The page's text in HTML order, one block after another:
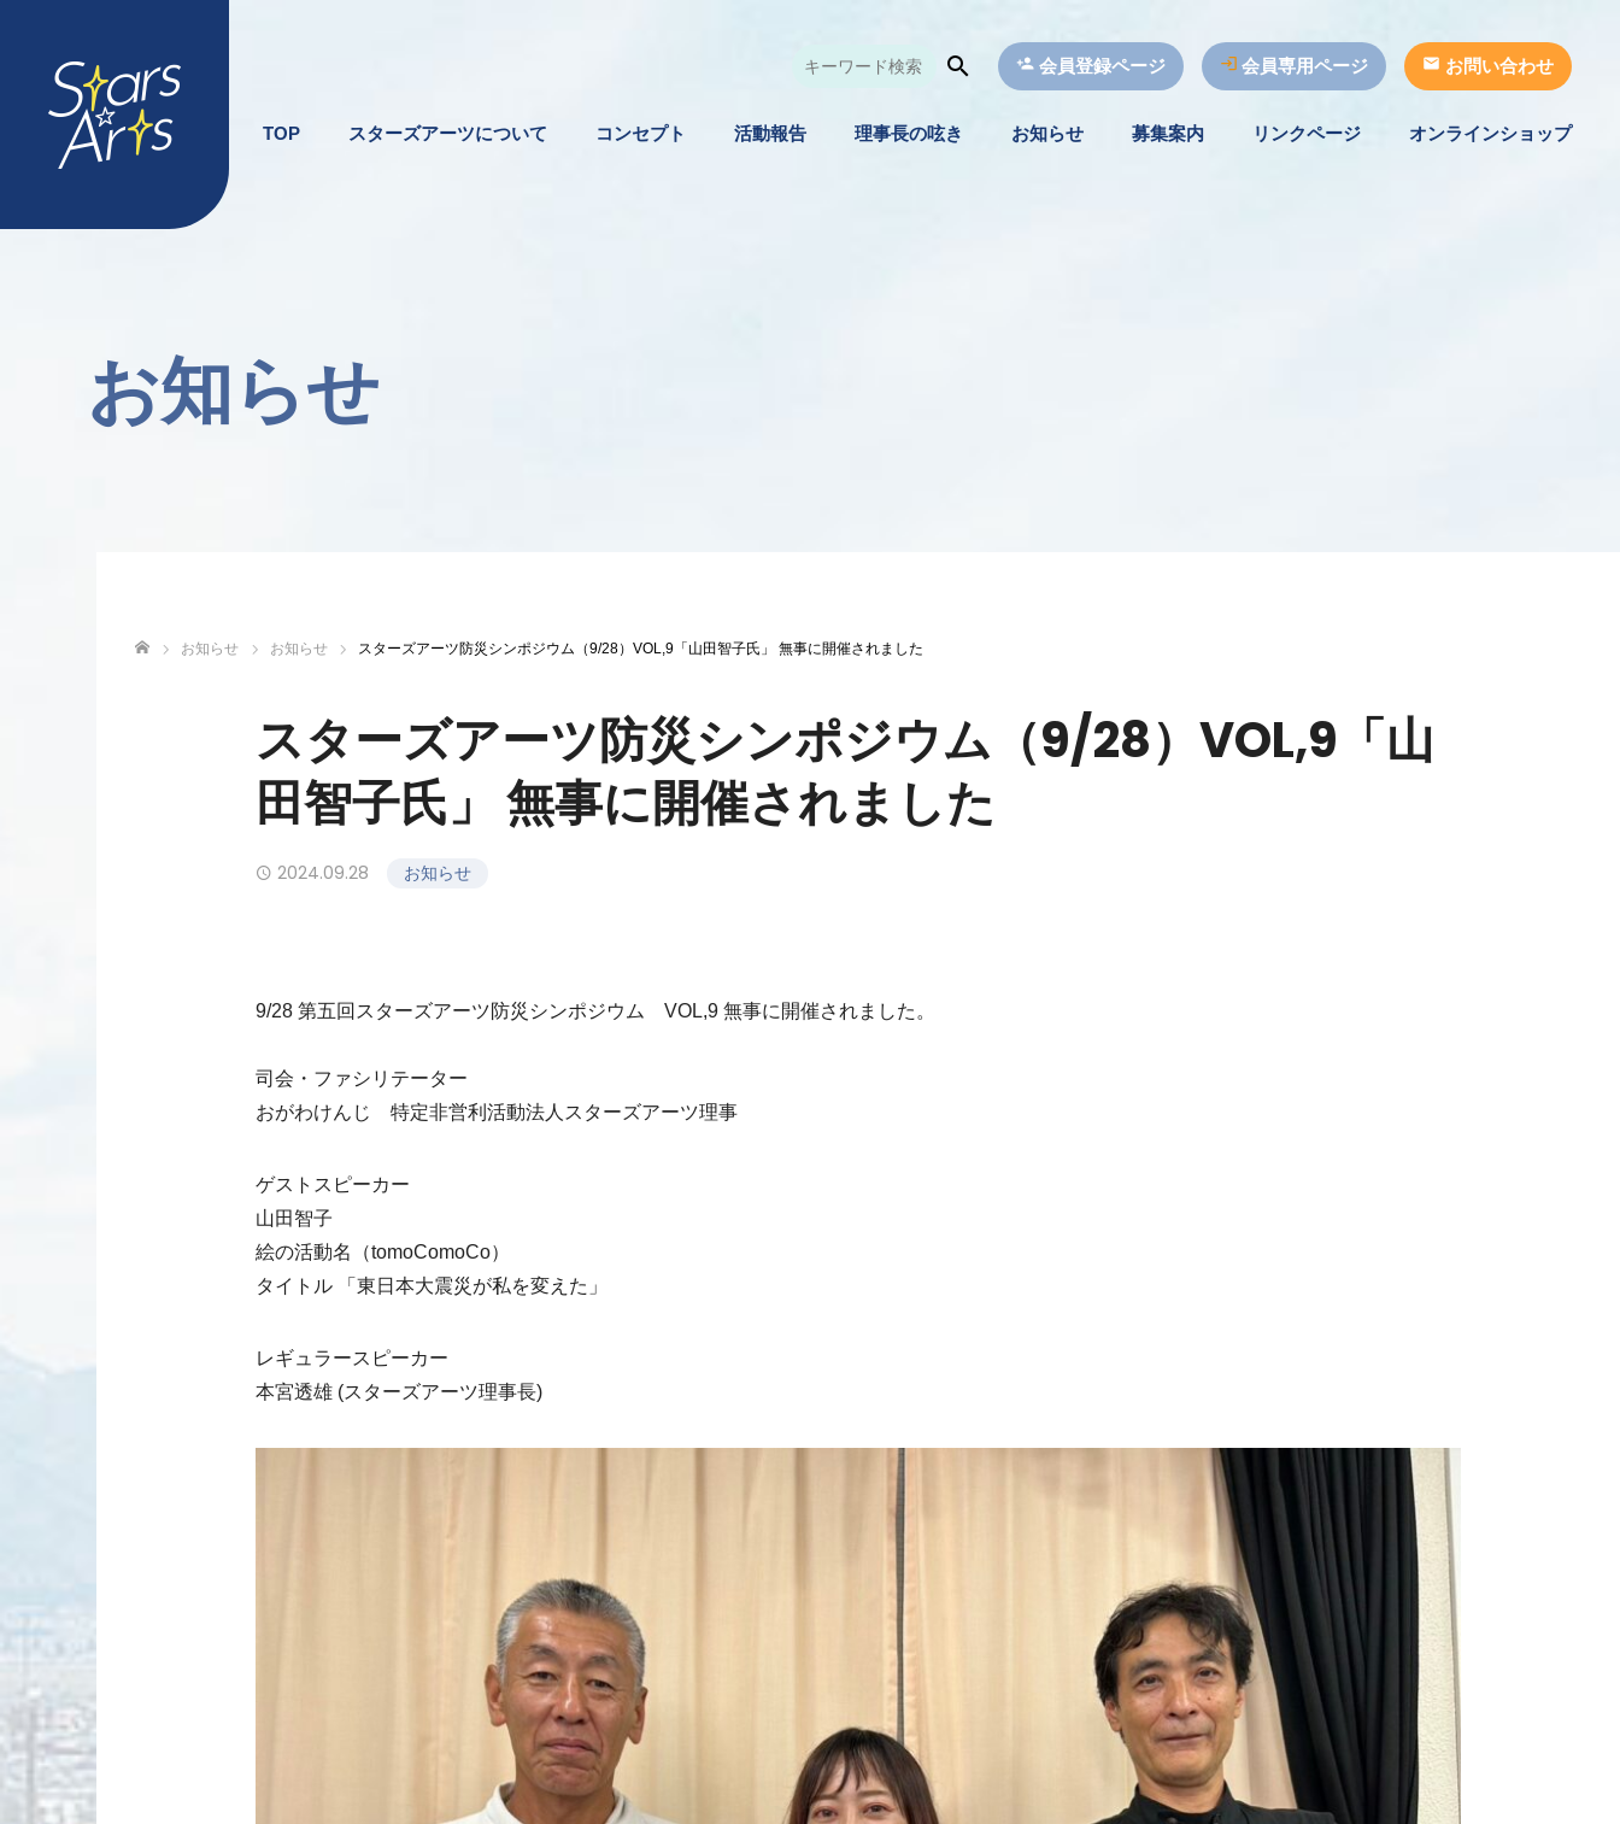
TOP スターズアーツについて コンセプト 活動報告 理事長の呟き お知らせ 募集案内 リンクページ オンラインショップ
会員登録ページ 会員専用ページ お問い合わせ
お知らせ
お知らせ お知らせ スターズアーツ防災シンポジウム（9/28）VOL,9「山田智子氏」 無事に開催されました
スターズアーツ防災シンポジウム（9/28）VOL,9「山
田智子氏」 無事に開催されました
2024.09.28 お知らせ
9/28 第五回スターズアーツ防災シンポジウム VOL,9 無事に開催されました。
司会・ファシリテーター
おがわけんじ 特定非営利活動法人スターズアーツ理事
ゲストスピーカー
山田智子
絵の活動名（tomoComoCo）
タイトル 「東日本大震災が私を変えた」
レギュラースピーカー
本宮透雄 (スターズアーツ理事長)